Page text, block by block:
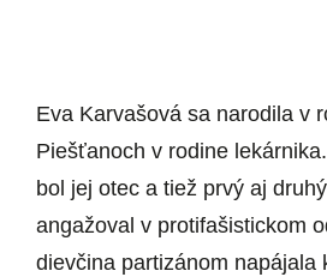
Eva Karvašová sa narodila v
Piešťanoch v rodine
bol jej otec a tiež prvý aj
angažoval v protifašistickom
dievčina partizánom napájala